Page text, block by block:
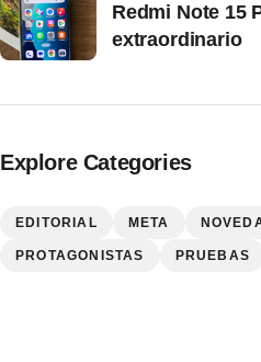
Redmi Note 15
extraordinario
Explore Categories
EDITORIAL META
PROTAGONISTAS PRUEBAS